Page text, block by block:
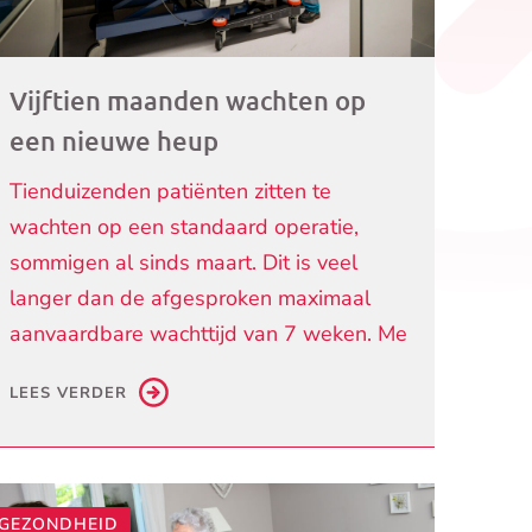
Vijftien maanden wachten op
een nieuwe heup
Tienduizenden patiënten zitten te
wachten op een standaard operatie,
sommigen al sinds maart. Dit is veel
langer dan de afgesproken maximaal
aanvaardbare wachttijd van 7 weken. Me
LEES VERDER